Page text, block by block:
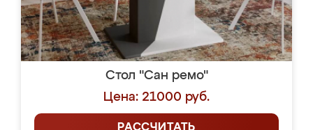
Стол "Сан ремо"
Цена: 21000 руб.